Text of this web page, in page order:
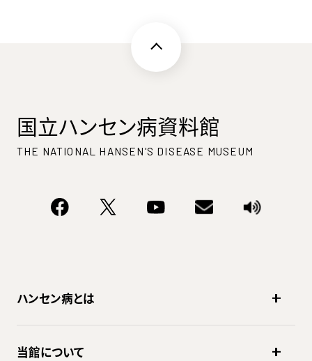
国立ハンセン病資料館
THE NATIONAL HANSEN'S DISEASE MUSEUM
ハンセン病とは
当館について